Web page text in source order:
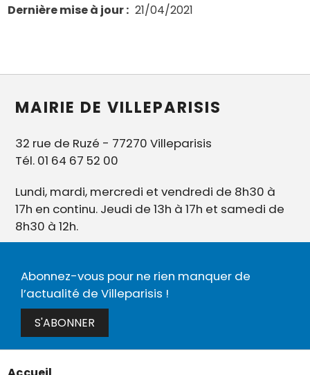
Dernière mise à jour 21/04/2021
MAIRIE DE VILLEPARISIS
32 rue de Ruzé - 77270 Villeparisis
Tél. 01 64 67 52 00
Lundi, mardi, mercredi et vendredi de 8h30 à
17h en continu. Jeudi de 13h à 17h et samedi de
8h30 à 12h.
Abonnez-vous pour ne rien manquer de
l’actualité de Villeparisis !
S'ABONNER